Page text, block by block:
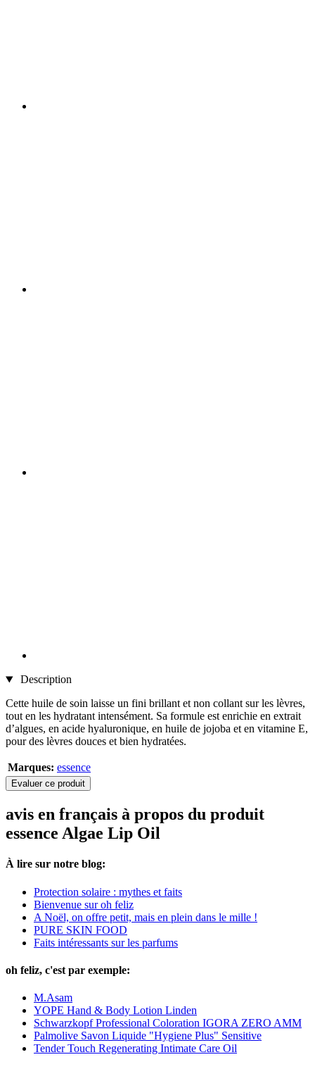
Description
Cette huile de soin laisse un fini brillant et non collant sur les lèvres,
tout en les hydratant intensément. Sa formule est enrichie en extrait
d’algues, en acide hyaluronique, en huile de jojoba et en vitamine E,
pour des lèvres douces et bien hydratées.
Marques: essence
Evaluer ce produit
avis en français à propos du produit
essence Algae Lip Oil
À lire sur notre blog:
Protection solaire : mythes et faits
Bienvenue sur oh feliz
A Noël, on offre petit, mais en plein dans le mille !
PURE SKIN FOOD
Faits intéressants sur les parfums
oh feliz, c'est par exemple:
M.Asam
YOPE Hand & Body Lotion Linden
Schwarzkopf Professional Coloration IGORA ZERO AMM
Palmolive Savon Liquide "Hygiene Plus" Sensitive
Tender Touch Regenerating Intimate Care Oil